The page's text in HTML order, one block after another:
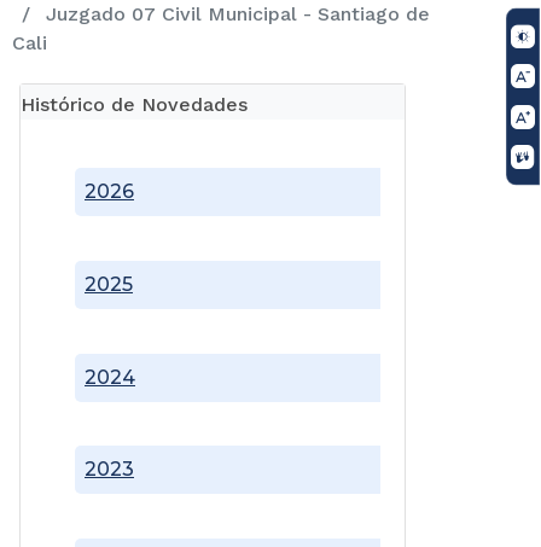
Juzgado 07 Civil Municipal - Santiago de
Cali
Histórico de Novedades
2023
2024
2025
2026